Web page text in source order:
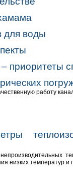
для воды
приоритеты
работу
низких температур и